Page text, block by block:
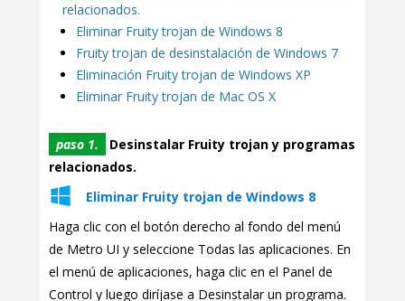
relacionados.
Eliminar Fruity trojan de Windows 8
Fruity trojan de desinstalación de Windows 7
Eliminación Fruity trojan de Windows XP
Eliminar Fruity trojan de Mac OS X
paso 1.
Desinstalar Fruity trojan y programas
relacionados.
Eliminar Fruity trojan de Windows 8
Haga clic con el botón derecho al fondo del menú
de Metro UI y seleccione Todas las aplicaciones. En
el menú de aplicaciones, haga clic en el Panel de
Control y luego diríjase a Desinstalar un programa.